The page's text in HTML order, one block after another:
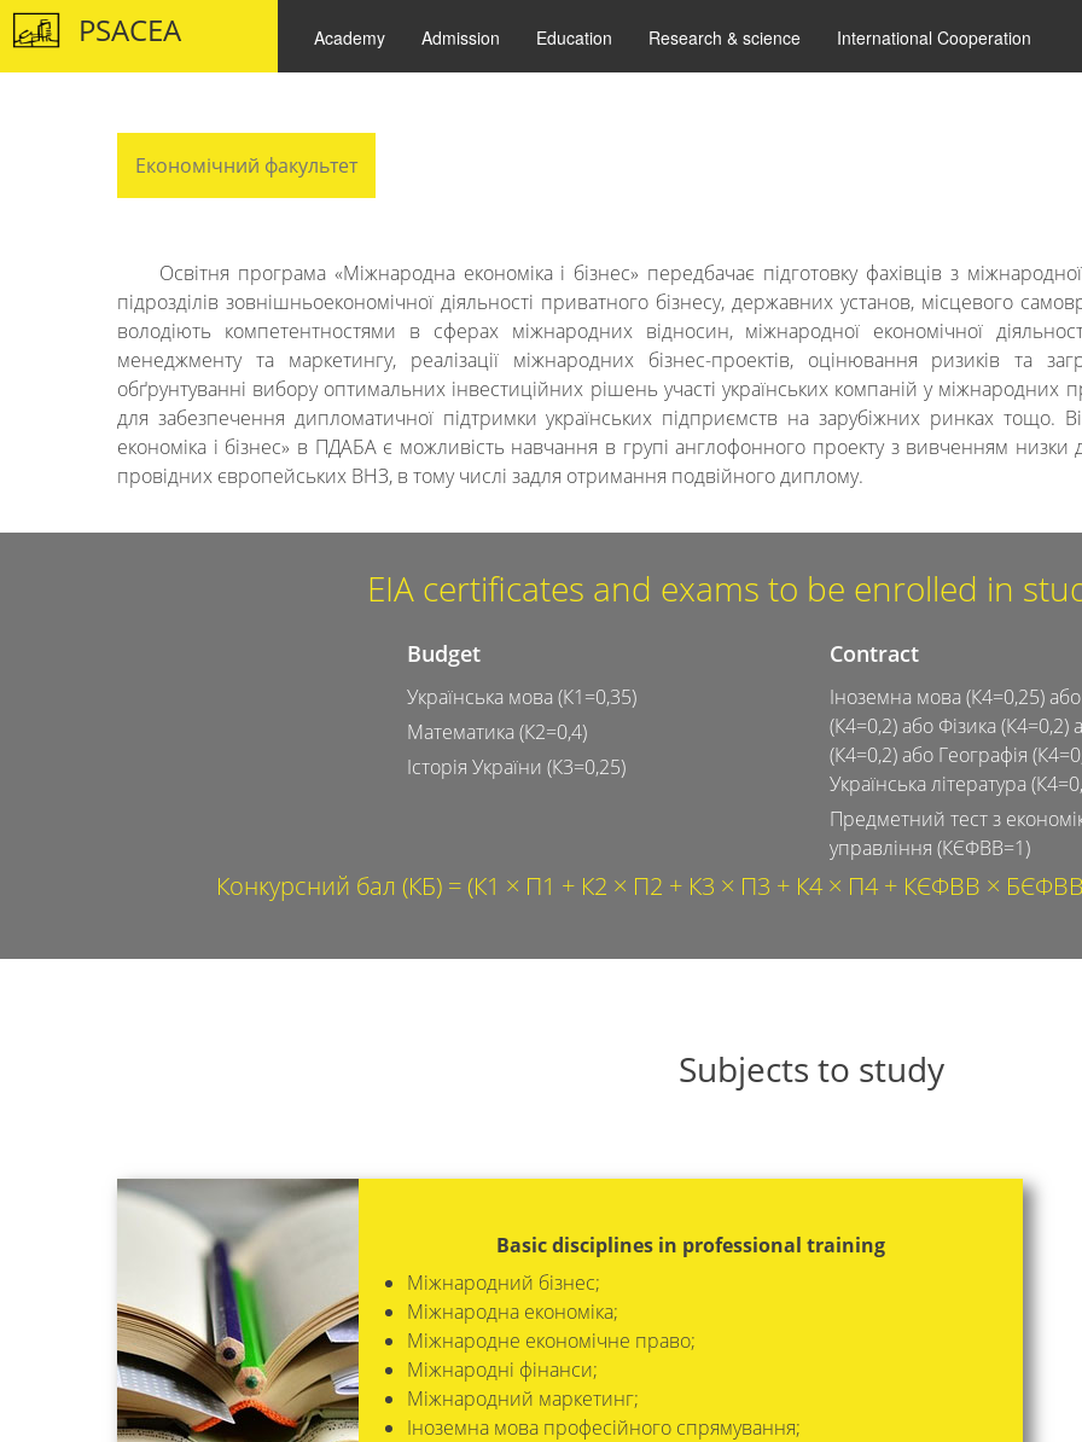
PSACEA Academy Admission Education Research & science International Cooperation
Економічний факультет
Освітня програма «Міжнародна економіка і бізнес» передбачає підготовку фахівців з
підрозділів зовнішньоекономічної діяльності приватного бізнесу, державних установ, місцевого
володіють компетентностями в сферах міжнародних відносин, міжнародної економічної
менеджменту та маркетингу, реалізації міжнародних бізнес-проектів, оцінювання ризиків та
обґрунтуванні вибору оптимальних інвестиційних рішень участі українських компаній у міжнародних
для забезпечення дипломатичної підтримки українських підприємств на зарубіжних ринках тощо.
економіка і бізнес» в ПДАБА є можливість навчання в групі англофонного проекту з вивченням
провідних європейських ВНЗ, в тому числі задля отримання подвійного диплому.
EIA certificates and exams to be enrolled in
Budget
Українська мова (К1=0,35)
Математика (К2=0,4)
Історія України (К3=0,25)
Contract
Іноземна мова (К4=0,25) або
(К4=0,2) або Фізика (К4=0,2)
(К4=0,2) або Географія
Українська література
Предметний тест з
управління (КЄФВВ=1)
Конкурсний бал (КБ) = (К1 × П1 + К2 × П2 + К3 × П3 + К4 × П4 + КЄФВВ ×
Subjects to study
Basic disciplines in professional training
Міжнародний бізнес;
Міжнародна економіка;
Міжнародне економічне право;
Міжнародні фінанси;
Міжнародний маркетинг;
Іноземна мова професійного спрямування;